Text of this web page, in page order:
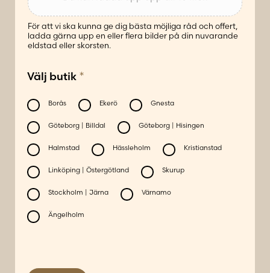
För att vi ska kunna ge dig bästa möjliga råd och offert,
ladda gärna upp en eller flera bilder på din nuvarande
eldstad eller skorsten.
Välj butik *
Borås Ekerö Gnesta
Göteborg | Billdal Göteborg | Hisingen
Halmstad Hässleholm Kristianstad
Linköping | Östergötland Skurup
Stockholm | Järna Värnamo
Ängelholm